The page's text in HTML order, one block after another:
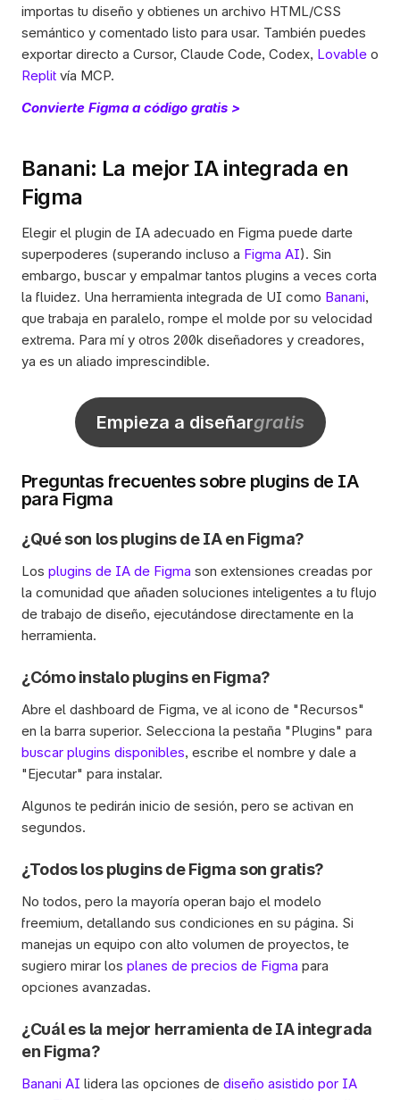
importas tu diseño y obtienes un archivo HTML/CSS
semántico y comentado listo para usar. También puedes
exportar directo a Cursor, Claude Code, Codex, Lovable
Replit vía MCP.
Convierte Figma a código gratis >
Banani: La mejor IA integrada en
Figma
Elegir el plugin de IA adecuado en Figma puede darte
superpoderes (superando incluso a Figma AI). Sin
embargo, buscar y empalmar tantos plugins a veces corta
la fluidez. Una herramienta integrada de UI como Banani,
que trabaja en paralelo, rompe el molde por su velocidad
extrema. Para mí y otros 200k diseñadores y creadores,
ya es un aliado imprescindible.
Empieza a diseñargratis
Preguntas frecuentes sobre plugins de IA
para Figma
¿Qué son los plugins de IA en Figma?
Los plugins de IA de Figma son extensiones creadas por
la comunidad que añaden soluciones inteligentes a tu flujo
de trabajo de diseño, ejecutándose directamente en la
herramienta.
¿Cómo instalo plugins en Figma?
Abre el dashboard de Figma, ve al icono de "Recursos"
buscar plugins disponibles, escribe el nombre y dale a
"Ejecutar" para instalar.
Algunos te pedirán inicio de sesión, pero se activan en
segundos.
¿Todos los plugins de Figma son gratis?
No todos, pero la mayoría operan bajo el modelo
freemium, detallando sus condiciones en su página. Si
manejas un equipo con alto volumen de proyectos, te
sugiero mirar los planes de precios de Figma para
opciones avanzadas.
¿Cuál es la mejor herramienta de IA integrada
en Figma?
Banani AI lidera las opciones de diseño asistido por IA